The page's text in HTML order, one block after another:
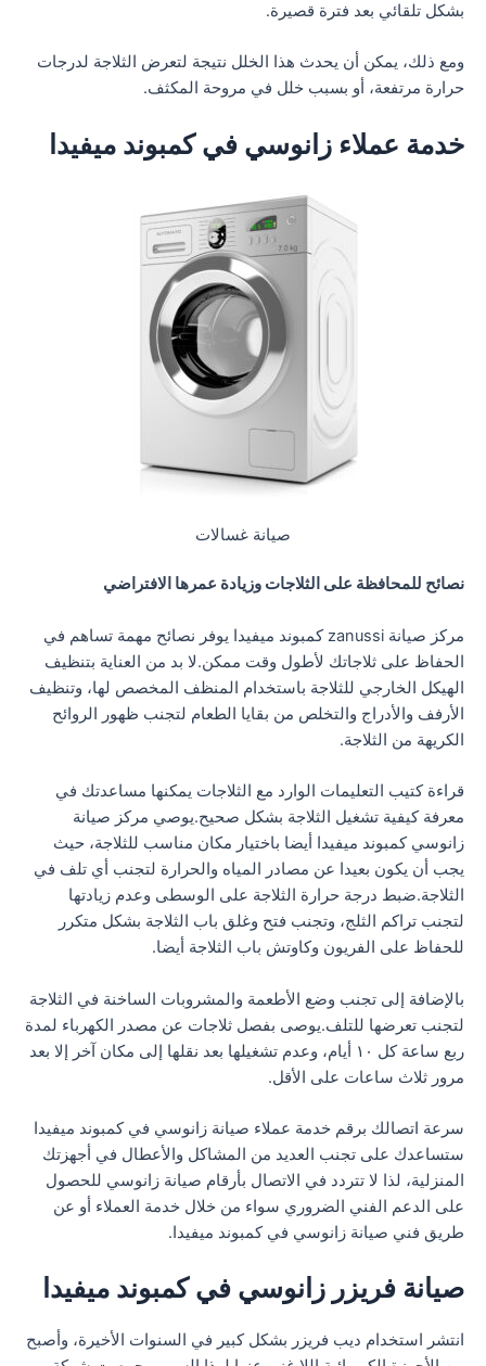
بشكل تلقائي بعد فترة قصيرة.
ومع ذلك، يمكن أن يحدث هذا الخلل نتيجة لتعرض الثلاجة لدرجات
حرارة مرتفعة، أو بسبب خلل في مروحة المكثف.
خدمة عملاء زانوسي في كمبوند ميفيدا
صيانة غسالات
نصائح للمحافظة على الثلاجات وزيادة عمرها الافتراضي
مركز صيانة zanussi كمبوند ميفيدا يوفر نصائح مهمة تساهم في
الحفاظ على ثلاجاتك لأطول وقت ممكن.لا بد من العناية بتنظيف
الهيكل الخارجي للثلاجة باستخدام المنظف المخصص لها، وتنظيف
الأرفف والأدراج والتخلص من بقايا الطعام لتجنب ظهور الروائح
الكريهة من الثلاجة.
قراءة كتيب التعليمات الوارد مع الثلاجات يمكنها مساعدتك في
معرفة كيفية تشغيل الثلاجة بشكل صحيح.يوصي مركز صيانة
زانوسي كمبوند ميفيدا أيضا باختيار مكان مناسب للثلاجة، حيث
يجب أن يكون بعيدا عن مصادر المياه والحرارة لتجنب أي تلف في
الثلاجة.ضبط درجة حرارة الثلاجة على الوسطى وعدم زيادتها
لتجنب تراكم الثلج، وتجنب فتح وغلق باب الثلاجة بشكل متكرر
للحفاظ على الفريون وكاوتش باب الثلاجة أيضا.
بالإضافة إلى تجنب وضع الأطعمة والمشروبات الساخنة في الثلاجة
لتجنب تعرضها للتلف.يوصى بفصل ثلاجات عن مصدر الكهرباء لمدة
ربع ساعة كل ١٠ أيام، وعدم تشغيلها بعد نقلها إلى مكان آخر إلا بعد
مرور ثلاث ساعات على الأقل.
سرعة اتصالك برقم خدمة عملاء صيانة زانوسي في كمبوند ميفيدا
ستساعدك على تجنب العديد من المشاكل والأعطال في أجهزتك
المنزلية، لذا لا تتردد في الاتصال بأرقام صيانة زانوسي للحصول
على الدعم الفني الضروري سواء من خلال خدمة العملاء أو عن
طريق فني صيانة زانوسي في كمبوند ميفيدا.
صيانة فريزر زانوسي في كمبوند ميفيدا
انتشر استخدام ديب فريزر بشكل كبير في السنوات الأخيرة، وأصبح